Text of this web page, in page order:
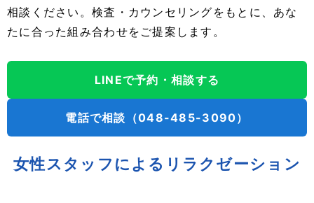
相談ください。検査・カウンセリングをもとに、あな
たに合った組み合わせをご提案します。
LINEで予約・相談する
電話で相談（048-485-3090）
女性スタッフによるリラクゼーション